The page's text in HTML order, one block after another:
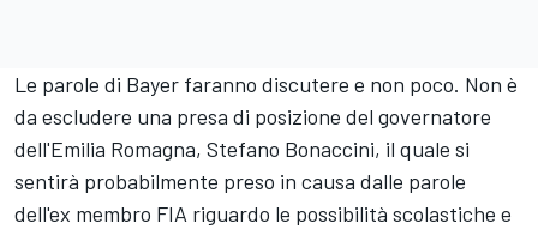
Le parole di Bayer faranno discutere e non poco. Non è
da escludere una presa di posizione del governatore
dell'Emilia Romagna, Stefano Bonaccini, il quale si
sentirà probabilmente preso in causa dalle parole
dell'ex membro FIA riguardo le possibilità scolastiche e